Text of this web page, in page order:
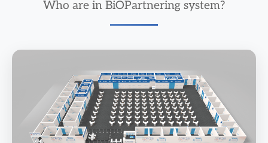
Who are in BiOPartnering system?